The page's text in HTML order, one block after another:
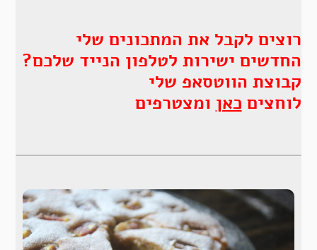
רוצים לקבל את המתכונים שלי
החדשים ישירות לטלפון הנייד שלכם?
קבוצת הווטסאפ שלי
לוחצים כאן ומצטרפים